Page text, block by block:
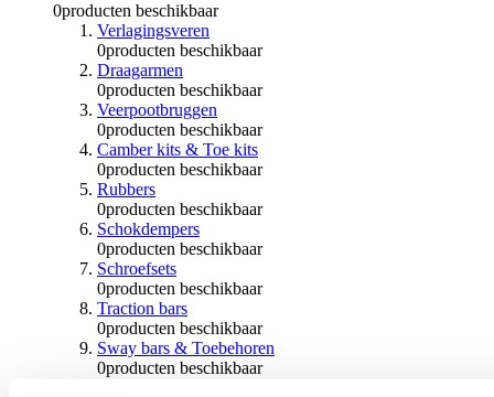
0producten beschikbaar
Verlagingsveren
0producten beschikbaar
Draagarmen
0producten beschikbaar
Veerpootbruggen
0producten beschikbaar
Camber kits & Toe kits
0producten beschikbaar
Rubbers
0producten beschikbaar
Schokdempers
0producten beschikbaar
Schroefsets
0producten beschikbaar
Traction bars
0producten beschikbaar
Sway bars & Toebehoren
0producten beschikbaar